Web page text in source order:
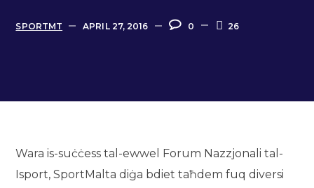
SPORTMT APRIL 27, 2016 0 26
Wara is-suċċess tal-ewwel Forum Nazzjonali tal-
Isport, SportMalta diġa bdiet taħdem fuq diversi